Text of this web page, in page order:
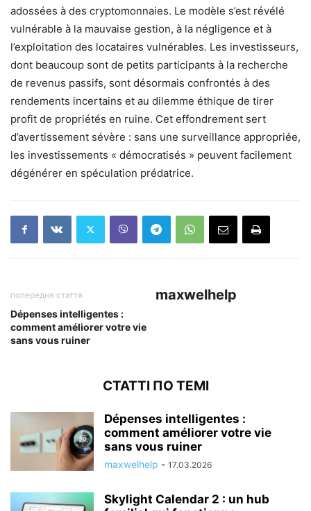
adossées à des cryptomonnaies. Le modèle s’est révélé
vulnérable à la mauvaise gestion, à la négligence et à
l’exploitation des locataires vulnérables. Les investisseurs,
dont beaucoup sont de petits participants à la recherche
de revenus passifs, sont désormais confrontés à des
rendements incertains et au dilemme éthique de tirer
profit de propriétés en ruine. Cet effondrement sert
d’avertissement sévère : sans une surveillance appropriée,
les investissements « démocratisés » peuvent facilement
dégénérer en spéculation prédatrice.
попередня стаття
Dépenses intelligentes :
comment améliorer votre vie
sans vous ruiner
maxwelhelp
СТАТТІ ПО ТЕМІ
Dépenses intelligentes :
comment améliorer votre vie
sans vous ruiner
maxwelhelp - 17.03.2026
Skylight Calendar 2 : un hub